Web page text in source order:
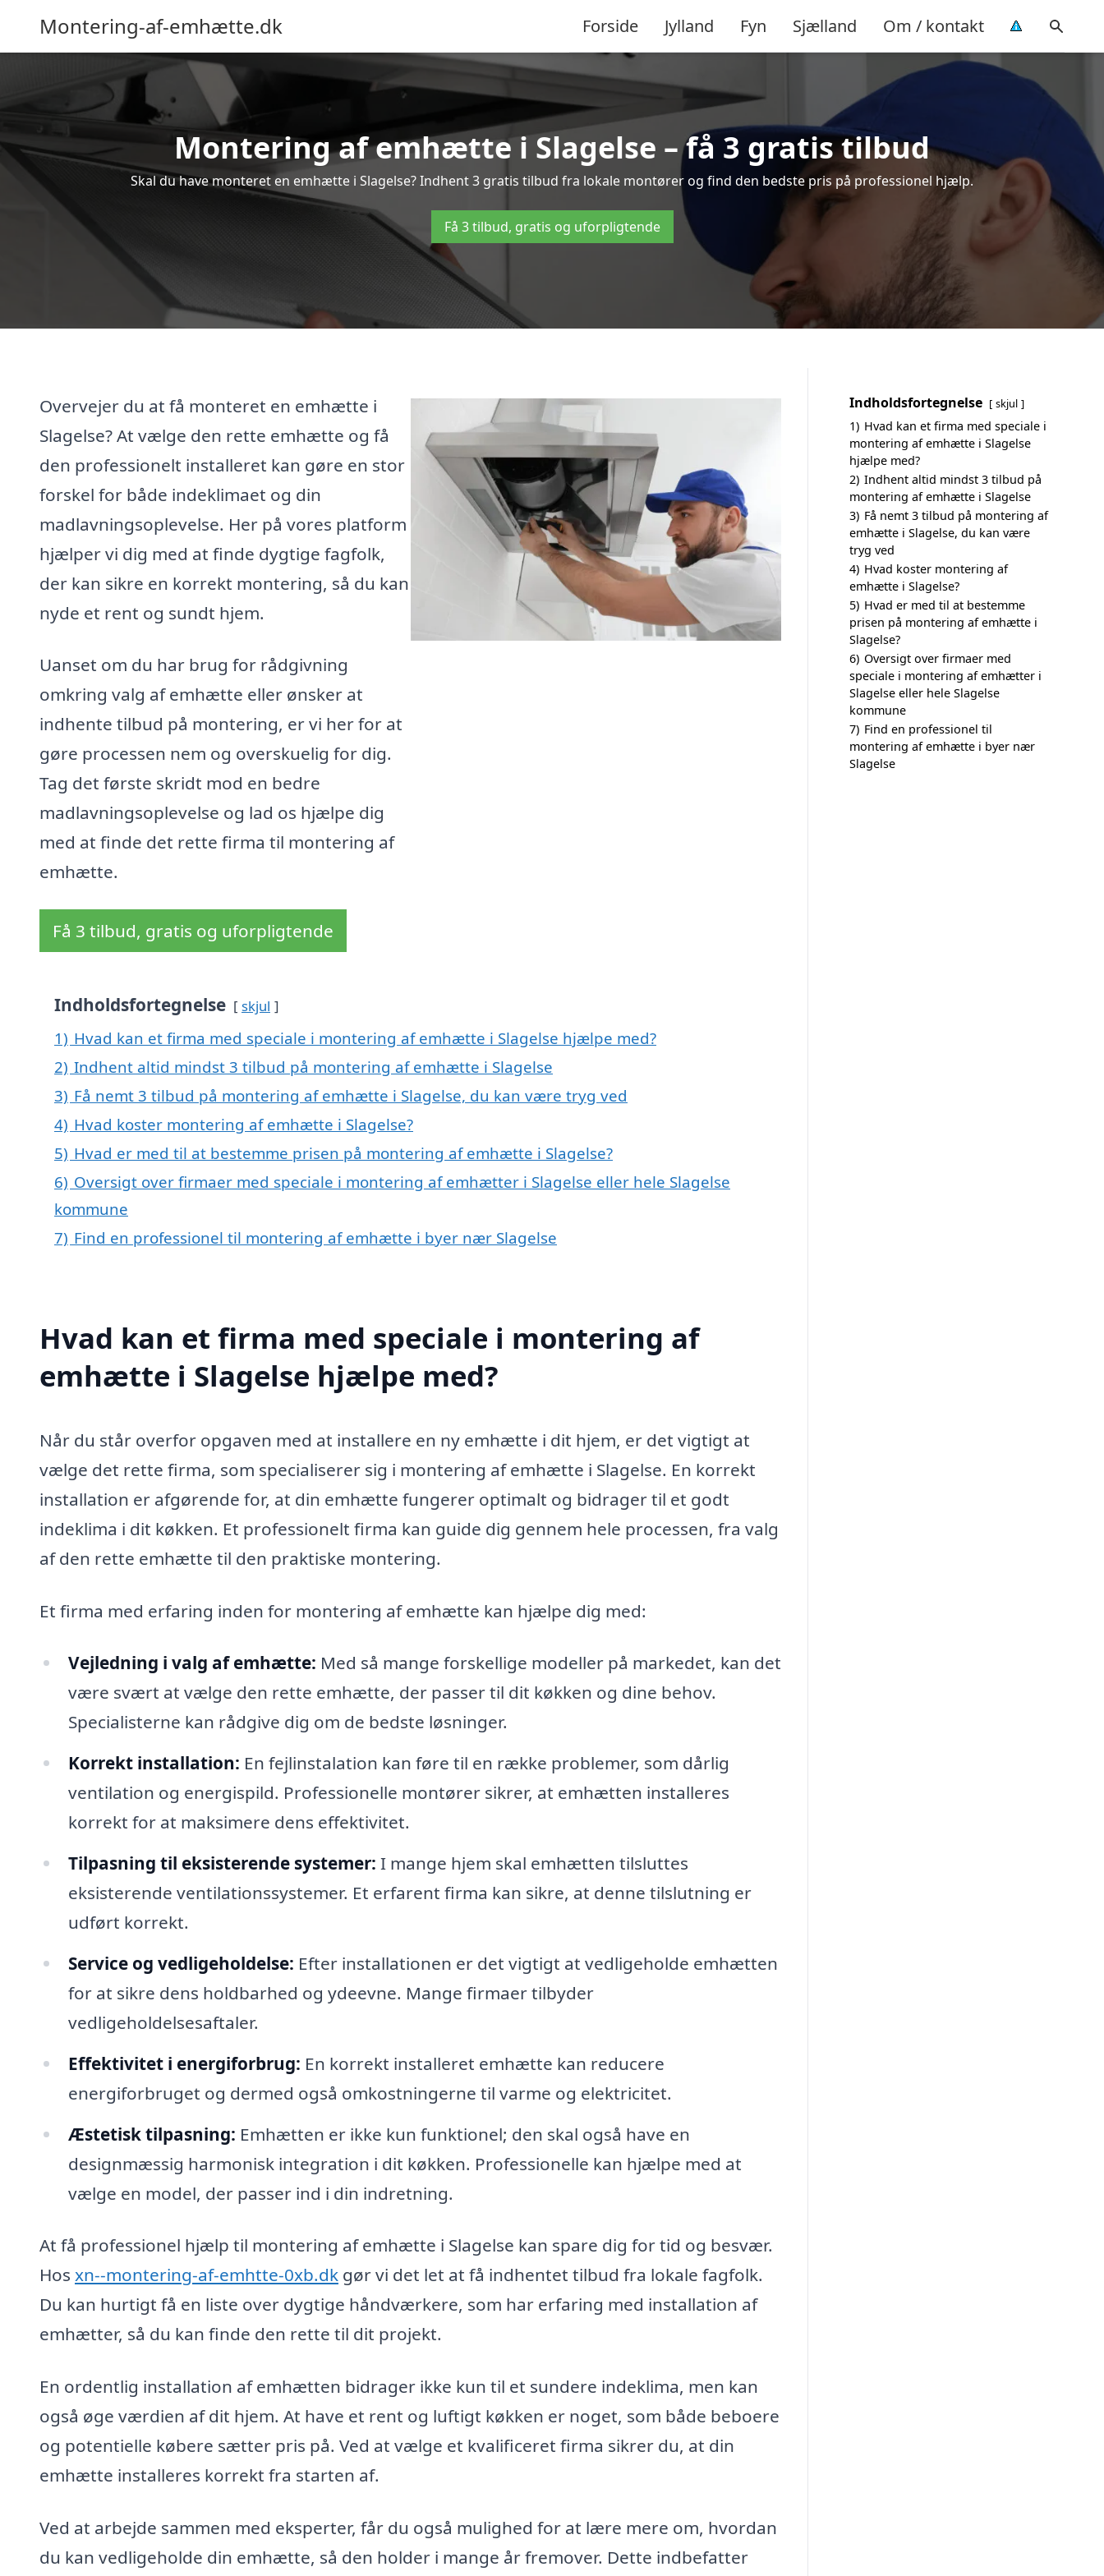
Montering-af-emhætte.dk Forside Jylland Fyn Sjælland Om / kontakt
Montering af emhætte i Slagelse – få 3 gratis tilbud
Skal du have monteret en emhætte i Slagelse? Indhent 3 gratis tilbud fra lokale montører og find den bedste pris på professionel hjælp.
Få 3 tilbud, gratis og uforpligtende
Overvejer du at få monteret en emhætte i
Slagelse? At vælge den rette emhætte og få
den professionelt installeret kan gøre en stor
forskel for både indeklimaet og din
madlavningsoplevelse. Her på vores platform
hjælper vi dig med at finde dygtige fagfolk,
der kan sikre en korrekt montering, så du kan
nyde et rent og sundt hjem.
Uanset om du har brug for rådgivning
omkring valg af emhætte eller ønsker at
indhente tilbud på montering, er vi her for at
gøre processen nem og overskuelig for dig.
Tag det første skridt mod en bedre
madlavningsoplevelse og lad os hjælpe dig
med at finde det rette firma til montering af
emhætte.
Få 3 tilbud, gratis og uforpligtende
Indholdsfortegnelse skjul
1) Hvad kan et firma med speciale i montering af emhætte i Slagelse hjælpe med?
2) Indhent altid mindst 3 tilbud på montering af emhætte i Slagelse
3) Få nemt 3 tilbud på montering af emhætte i Slagelse, du kan være tryg ved
4) Hvad koster montering af emhætte i Slagelse?
5) Hvad er med til at bestemme prisen på montering af emhætte i Slagelse?
6) Oversigt over firmaer med speciale i montering af emhætter i Slagelse eller hele Slagelse
kommune
7) Find en professionel til montering af emhætte i byer nær Slagelse
Hvad kan et firma med speciale i montering af
emhætte i Slagelse hjælpe med?
Når du står overfor opgaven med at installere en ny emhætte i dit hjem, er det vigtigt at
vælge det rette firma, som specialiserer sig i montering af emhætte i Slagelse. En korrekt
installation er afgørende for, at din emhætte fungerer optimalt og bidrager til et godt
indeklima i dit køkken. Et professionelt firma kan guide dig gennem hele processen, fra valg
af den rette emhætte til den praktiske montering.
Et firma med erfaring inden for montering af emhætte kan hjælpe dig med:
Vejledning i valg af emhætte: Med så mange forskellige modeller på markedet, kan det
være svært at vælge den rette emhætte, der passer til dit køkken og dine behov.
Specialisterne kan rådgive dig om de bedste løsninger.
Korrekt installation: En fejlinstalation kan føre til en række problemer, som dårlig
ventilation og energispild. Professionelle montører sikrer, at emhætten installeres
korrekt for at maksimere dens effektivitet.
Tilpasning til eksisterende systemer: I mange hjem skal emhætten tilsluttes
eksisterende ventilationssystemer. Et erfarent firma kan sikre, at denne tilslutning er
udført korrekt.
Service og vedligeholdelse: Efter installationen er det vigtigt at vedligeholde emhætten
for at sikre dens holdbarhed og ydeevne. Mange firmaer tilbyder
vedligeholdelsesaftaler.
Effektivitet i energiforbrug: En korrekt installeret emhætte kan reducere
energiforbruget og dermed også omkostningerne til varme og elektricitet.
Æstetisk tilpasning: Emhætten er ikke kun funktionel; den skal også have en
designmæssig harmonisk integration i dit køkken. Professionelle kan hjælpe med at
vælge en model, der passer ind i din indretning.
At få professionel hjælp til montering af emhætte i Slagelse kan spare dig for tid og besvær.
Hos xn--montering-af-emhtte-0xb.dk gør vi det let at få indhentet tilbud fra lokale fagfolk.
Du kan hurtigt få en liste over dygtige håndværkere, som har erfaring med installation af
emhætter, så du kan finde den rette til dit projekt.
En ordentlig installation af emhætten bidrager ikke kun til et sundere indeklima, men kan
også øge værdien af dit hjem. At have et rent og luftigt køkken er noget, som både beboere
og potentielle købere sætter pris på. Ved at vælge et kvalificeret firma sikrer du, at din
emhætte installeres korrekt fra starten af.
Ved at arbejde sammen med eksperter, får du også mulighed for at lære mere om, hvordan
du kan vedligeholde din emhætte, så den holder i mange år fremover. Dette indbefatter
Indholdsfortegnelse skjul
1) Hvad kan et firma med speciale i
montering af emhætte i Slagelse
hjælpe med?
2) Indhent altid mindst 3 tilbud på
montering af emhætte i Slagelse
3) Få nemt 3 tilbud på montering af
emhætte i Slagelse, du kan være
tryg ved
4) Hvad koster montering af
emhætte i Slagelse?
5) Hvad er med til at bestemme
prisen på montering af emhætte i
Slagelse?
6) Oversigt over firmaer med
speciale i montering af emhætter i
Slagelse eller hele Slagelse
kommune
7) Find en professionel til
montering af emhætte i byer nær
Slagelse